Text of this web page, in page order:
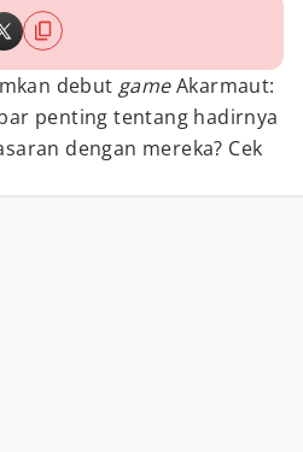
debut gameAkarmaut:
penting tentang hadirnya
dengan mereka? Cek